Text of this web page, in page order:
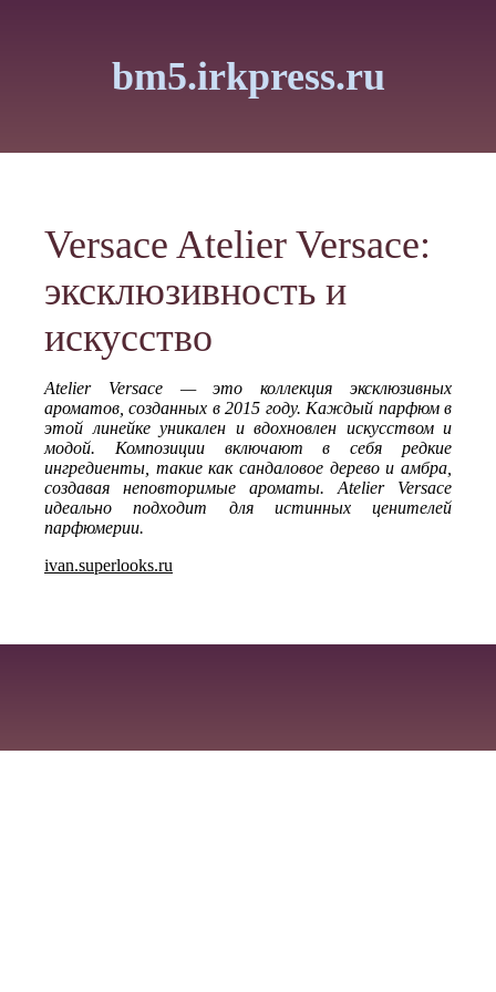
bm5.irkpress.ru
Versace Atelier Versace:
эксклюзивность и
искусство
Atelier Versace — это коллекция эксклюзивных
ароматов, созданных в 2015 году. Каждый парфюм в
этой линейке уникален и вдохновлен искусством и
модой. Композиции включают в себя редкие
ингредиенты, такие как сандаловое дерево и амбра,
создавая неповторимые ароматы. Atelier Versace
идеально подходит для истинных ценителей
парфюмерии.
ivan.superlooks.ru